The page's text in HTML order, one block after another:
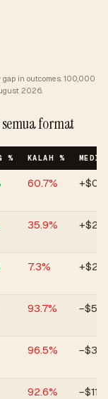
gap in outcomes. 100,000
2026.
format
% KALAH %
60.7% +$0
35.9% +$2
7.3% +$26
93.7% −$5
96.5% −$33
92.6% −$119